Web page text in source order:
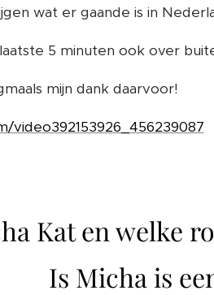
wat er gaande is in
5 minuten ook over
mijn dank daarvoor!
video392153926_456239087
Kat en welke
Is Micha is